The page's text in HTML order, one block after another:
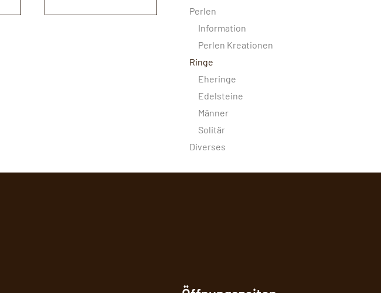
Perlen
Information
Perlen Kreationen
Ringe
Eheringe
Edelsteine
Männer
Solitär
Diverses